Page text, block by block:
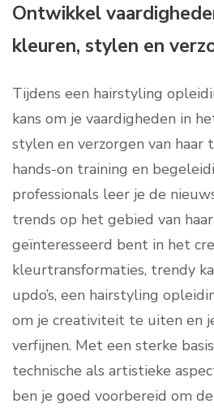
Ontwikkel
kleuren, stylen en
Tijdens een hairstyling
kans om je vaardigheden in
stylen en verzorgen van haar
hands-on training en
professionals leer je de
trends op het gebied van
geïnteresseerd bent in het
kleurtransformaties, trendy
updo’s, een hairstyling
om je creativiteit te uiten en
verfijnen. Met een sterke
technische als artistieke
ben je goed voorbereid om